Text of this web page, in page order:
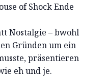
of Shock Ende
Nostalgie – bwohl
Gründen um ein
präsentieren
eh und je.